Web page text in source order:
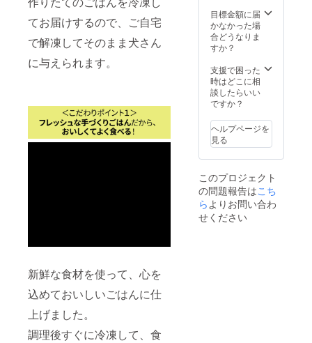
てお届けするので、ご自宅
で解凍してそのまま犬さん
に与えられます。
新鮮な食材を使って、心を
込めておいしいごはんに仕
上げました。
調理後すぐに冷凍して、食
ターン
お届け
後6ヶ月
で実際
に予約
が取れ
た日の
実施と
なりま
カウン
セリン
グの予
約方法
は、応
援して
いただ
で、そ
ちらを
よくお
た上で
お召し
上がり
くださ
【レシ
いて】
＜お肉
ごはん
（鶏）
＞ 国産
の鶏肉
をふん
をふん
だんに
使っ
たっぷ
りの定
番レシ
ピで
お魚ご
（鮭）
＞ 国産
をぜい
たくに
使っ
た、お
される
冊子に
詳しく
すの
で、そ
ちらを
よくお
ただい
た上で
お召し
上がり
い。
【レシ
ピにつ
いて】
＜お肉
円相
当）が
セット
になっ
セット
です。
★新刊
書籍は
師が考
案した
わんこ
の長生
ごはん
（2024
年2月発
売）」
です。
目標金額に届
かなかった場
合どうなりま
すか？
支援で困った
時はどこに相
談したらいい
ですか？
ヘルプページを
見る
このプロジェクト
の問題報告はこち
らよりお問い合わ
せください